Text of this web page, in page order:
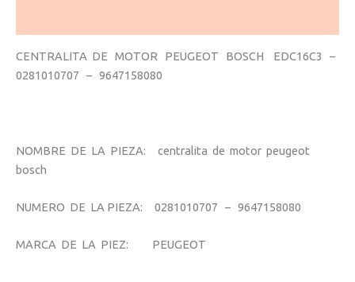
CENTRALITA DE MOTOR PEUGEOT BOSCH EDC16C3 –
0281010707 – 9647158080
NOMBRE DE LA PIEZA: centralita de motor peugeot
bosch
NUMERO DE LA PIEZA: 0281010707 – 9647158080
MARCA DE LA PIEZ: PEUGEOT